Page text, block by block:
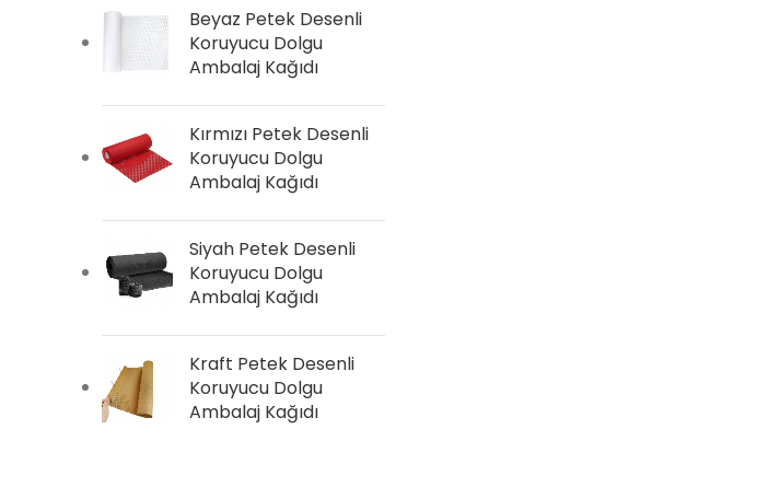
Beyaz Petek Desenli
Koruyucu Dolgu
Ambalaj Kağıdı
Kırmızı Petek Desenli
Koruyucu Dolgu
Ambalaj Kağıdı
Siyah Petek Desenli
Koruyucu Dolgu
Ambalaj Kağıdı
Kraft Petek Desenli
Koruyucu Dolgu
Ambalaj Kağıdı